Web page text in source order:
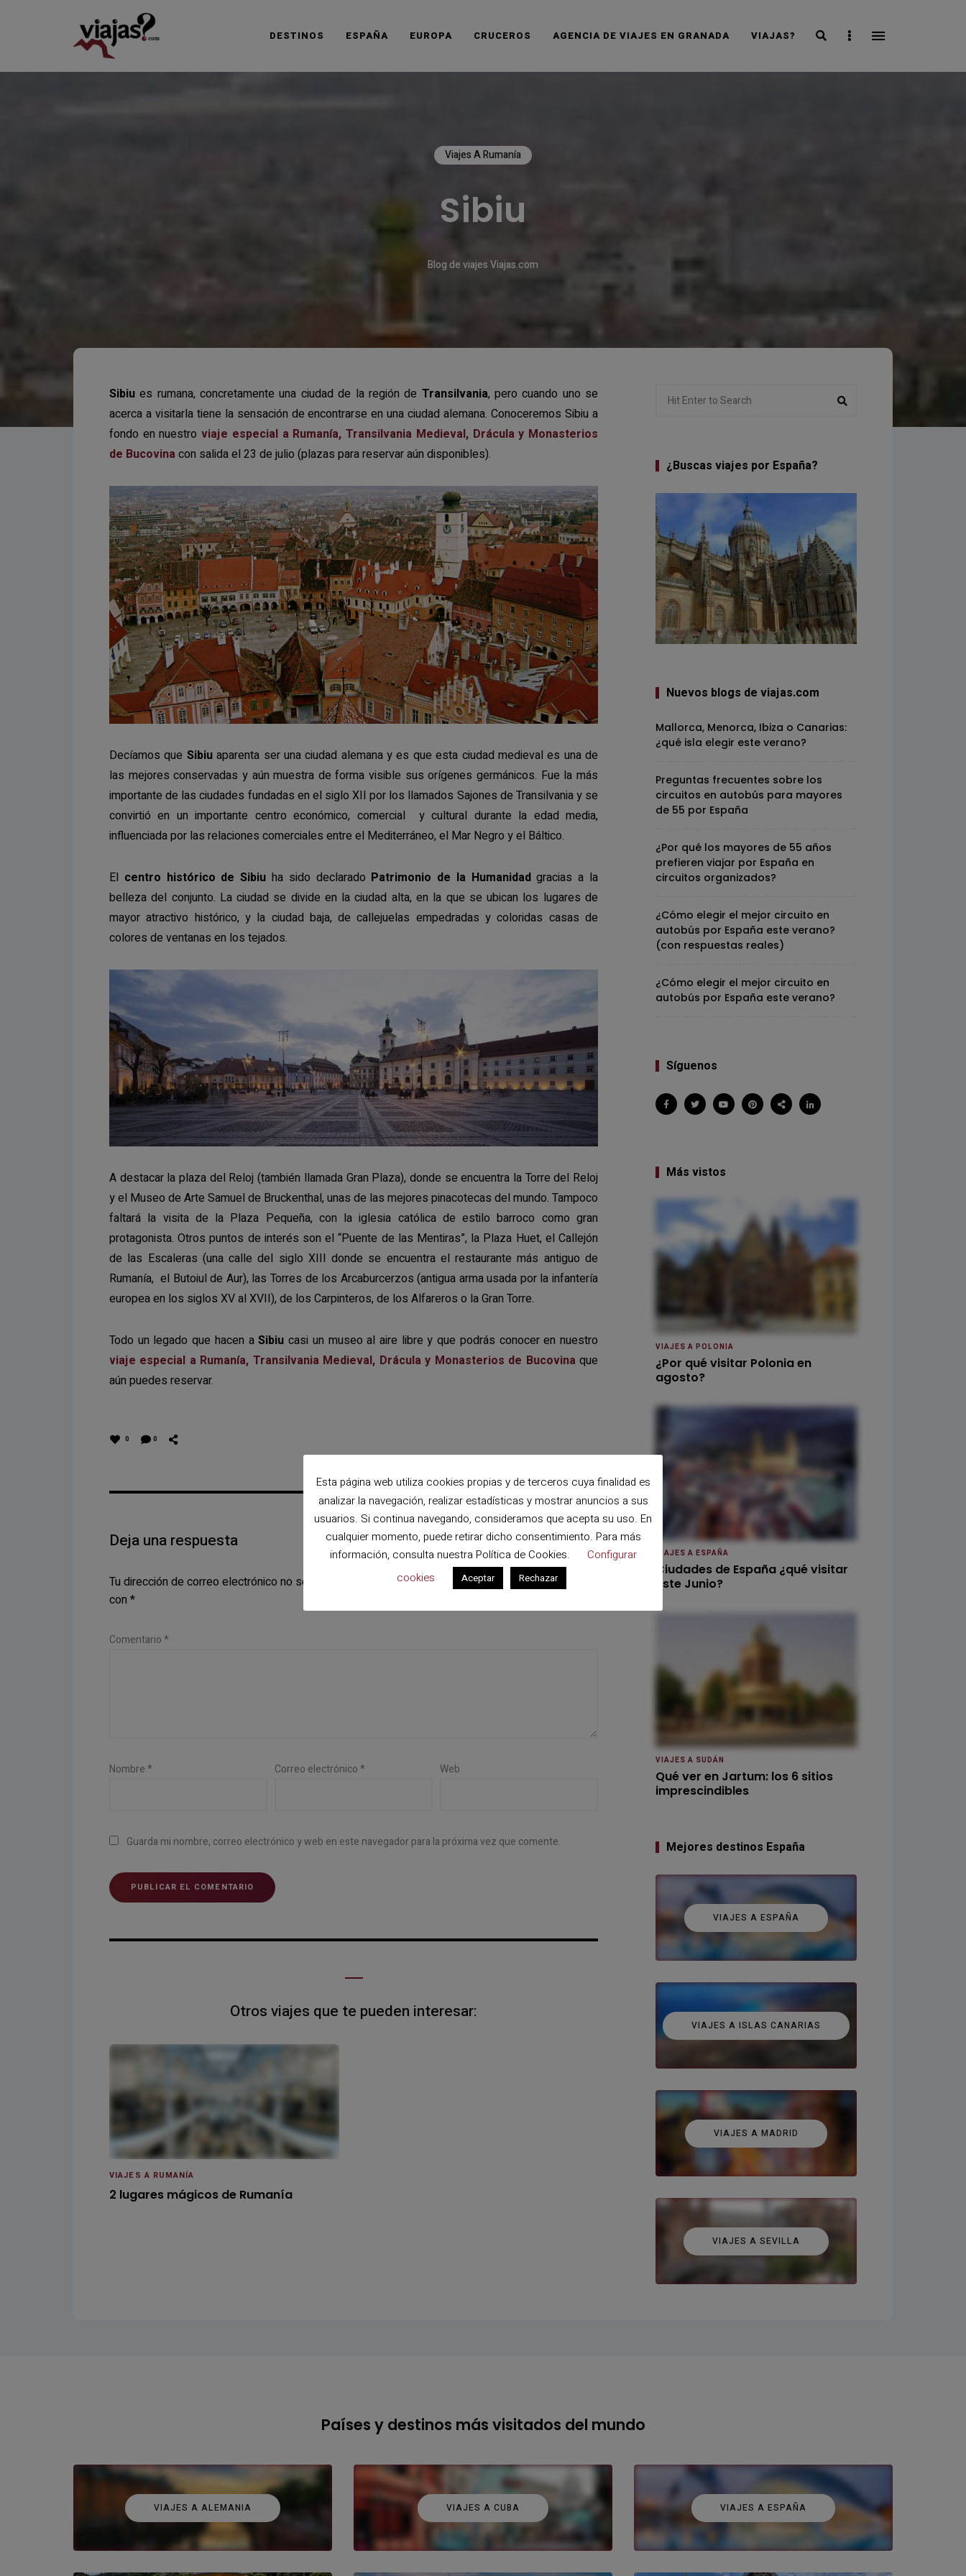
VIAJAS BLOG
DESTINOS ESPAÑA EUROPA CRUCEROS AGENCIA DE VIAJES EN GRANADA VIAJAS? SearchSidebar
Viajes A Rumanía
Sibiu
Blog de viajes Viajas.com
Sibiu es rumana, concretamente una ciudad de la región de Transilvania, pero cuando uno se
acerca a visitarla tiene la sensación de encontrarse en una ciudad alemana. Conoceremos Sibiu a
fondo en nuestroviaje especial a Rumanía, Transilvania Medieval, Drácula y Monasterios
de Bucovina con salida el 23 de julio (plazas para reservar aún disponibles).
Decíamos que Sibiuaparenta ser una ciudad alemana y es que esta ciudad medieval es una de
las mejores conservadas y aún muestra de forma visible sus orígenes germánicos. Fue la más
importante de las ciudades fundadas en el siglo XII por los llamados Sajones de Transilvania y se
convirtió en un importante centro económico, comercial y cultural durante la edad media,
influenciada por las relaciones comerciales entre el Mediterráneo, el Mar Negro y el Báltico.
El centro histórico de Sibiu ha sido declarado Patrimonio de la Humanidadgracias a la
belleza del conjunto. La ciudad se divide en la ciudad alta, en la que se ubican los lugares de
mayor atractivo histórico, y la ciudad baja, de callejuelas empedradas y coloridas casas de
colores de ventanas en los tejados.
A destacar la plaza del Reloj (también llamada Gran Plaza), donde se encuentra la Torre del Reloj
y el Museo de Arte Samuel de Bruckenthal, unas de las mejores pinacotecas del mundo. Tampoco
faltará la visita de la Plaza Pequeña, con la iglesia católica de estilo barroco como gran
protagonista. Otros puntos de interés son el “Puente de las Mentiras”, la Plaza Huet, el Callejón
de las Escaleras (una calle del siglo XIII donde se encuentra el restaurante más antiguo de
Rumanía, el Butoiul de Aur), las Torres de los Arcaburcerzos (antigua arma usada por la infantería
europea en los siglos XV al XVII), de los Carpinteros, de los Alfareros o la Gran Torre.
Todo un legado que hacen aSibiu casi un museo al aire libre y que podrás conocer en nuestro
viaje especial a Rumanía, Transilvania Medieval, Drácula y Monasterios de Bucovina que
aún puedes reservar.
0 0
Deja una respuesta
Tu dirección de correo electrónico no será publicada.
Los campos obligatorios están marcados
con *
Comentario*
Nombre* Correo electrónico* Web
Guarda mi nombre, correo electrónico y web en este navegador para la próxima vez que comente.
Otros viajes que te pueden interesar:
VIAJES A RUMANÍA
2 lugares mágicos de Rumanía
for:
¿Buscas viajes por España?
Nuevos blogs de viajas.com
Mallorca, Menorca, Ibiza o Canarias:
¿qué isla elegir este verano?
Preguntas frecuentes sobre los
circuitos en autobús para mayores
de 55 por España
¿Por qué los mayores de 55 años
prefieren viajar por España en
circuitos organizados?
¿Cómo elegir el mejor circuito en
autobús por España este verano?
(con respuestas reales)
¿Cómo elegir el mejor circuito en
autobús por España este verano?
Síguenos
Más vistos
VIAJES A POLONIA
¿Por qué visitar Polonia en
agosto?
VIAJES A ESPAÑA
Ciudades de España ¿qué visitar
este Junio?
VIAJES A SUDÁN
Qué ver en Jartum: los 6 sitios
imprescindibles
Mejores destinos España
VIAJES A ESPAÑA
VIAJES A ISLAS CANARIAS
VIAJES A MADRID
VIAJES A SEVILLA
Países y destinos más visitados del mundo
VIAJES A ALEMANIA VIAJES A CUBA VIAJES A ESPAÑA
Esta página web utiliza cookies propias y de terceros cuya finalidad es
analizar la navegación, realizar estadísticas y mostrar anuncios a sus
usuarios. Si continua navegando, consideramos que acepta su uso. En
cualquier momento, puede retirar dicho consentimiento. Para más
información, consulta nuestra Política de Cookies.
Configurar
cookies
Aceptar Rechazar